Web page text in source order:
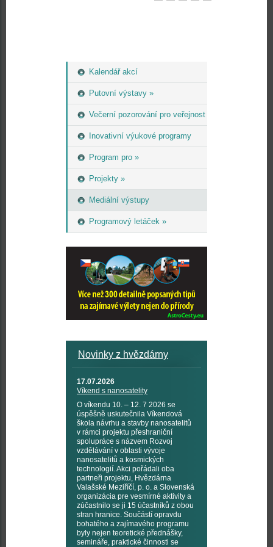
Kalendář akcí
Putovní výstavy »
Večerní pozorování pro veřejnost
Inovativní výukové programy
Program pro »
Projekty »
Mediální výstupy
Programový letáček »
Novinky z hvězdárny
17.07.2026
Víkend s nanosatelity
O víkendu 10. – 12. 7 2026 se
úspěšně uskutečnila Víkendová
škola návrhu a stavby nanosatelitů
v rámci projektu přeshraniční
spolupráce s názvem Rozvoj
vzdělávání v oblasti vývoje
nanosatelitů a kosmických
technologií. Akci pořádali oba
partneři projektu, Hvězdárna
Valašské Meziříčí, p. o. a Slovenská
organizácia pre vesmírné aktivity a
zúčastnilo se ji 15 účastníků z obou
stran hranice. Součástí opravdu
bohatého a zajímavého programu
byly nejen teoretické přednášky,
semináře, praktické činnosti se